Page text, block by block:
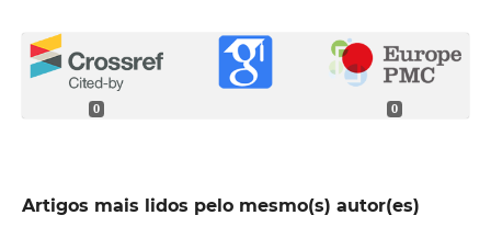
0 0
Artigos mais lidos pelo mesmo(s) autor(es)